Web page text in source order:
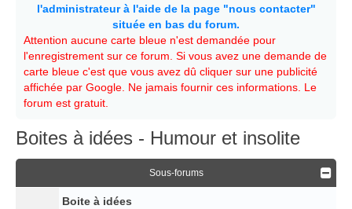
l'administrateur à l'aide de la page "nous contacter"
située en bas du forum.
Attention aucune carte bleue n'est demandée pour
l'enregistrement sur ce forum. Si vous avez une demande de
carte bleue c'est que vous avez dû cliquer sur une publicité
affichée par Google. Ne jamais fournir ces informations. Le
forum est gratuit.
Boites à idées - Humour et insolite
Sous-forums
Boite à idées